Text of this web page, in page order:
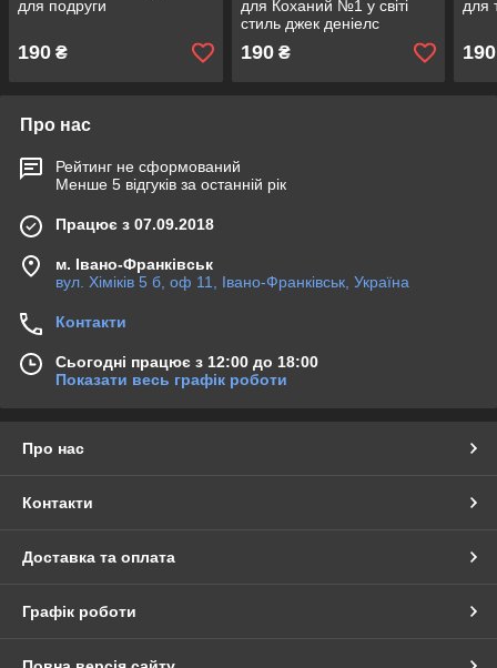
для подруги
190 ₴
для Коханий №1 у світі
стиль джек деніелс
190₴
для
190
Про нас
Рейтинг не сформований
Менше 5 відгуків за останній рік
Працює з 07.09.2018
м. Івано-Франківськ
вул. Хіміків 5 б, оф 11, Івано-Франківськ, Україна
Контакти
Сьогодні працює з 12:00 до 18:00
Показати весь графік роботи
Про нас
Контакти
Доставка та оплата
Графік роботи